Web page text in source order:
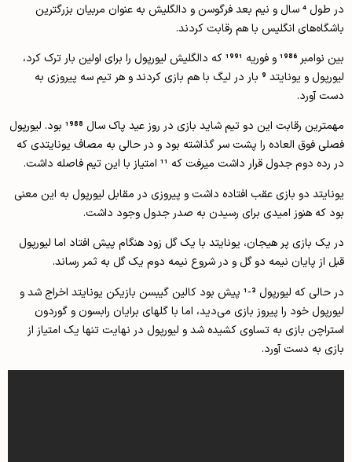
در طول 4 سال و نیم بعد فرگوسن و دالگلیش به عنوان مربیان بزرگترین
باشگاه‌های انگلیس با هم رقابت کردند.
بین نوامبر 1986 و فوریه 1991 که دالگلیش لیورپول را برای اولین بار ترک کرد،
لیورپول و یونایتد 9 بار در لیگ با هم بازی کردند و هر تیم سه پیروزی به
دست آورد.
مهمترین رقابت این دو تیم شاید بازی در روز عید پاک سال 1988 بود. لیورپول
فصلی فوق العاده را پشت سر گذاشته بود و در حالی به مصاف یونایتدی که
در رده دوم جدول قرار داشت میرفت که 11 امتیاز با این تیم فاصله داشت.
یونایتد دو بازی عقب افتاده داشت و پیروزی در مقابل لیورپول به این معنی
بود که هنوز امیدی برای رسیدن به صدر جدول وجود داشت.
در یک بازی پر هیجان، یونایتد با یک گل زود هنگام پیش افتاد اما لیورپول
قبل از پایان نیمه دو گل و در شروع نیمه‌ دوم یک گل به ثمر رساند.
در حالی که لیورپول 3-1 پیش بود کالین گیبسن بازیکن یونایتد اخراج شد و
لیورپول خود را پیروز بازی می‌دید، اما با گلهای برایان رابسون و گوردون
استراچن بازی به تساوی کشیده شد و لیورپول در نهایت تنها یک امتیاز از
بازی به دست آورد.